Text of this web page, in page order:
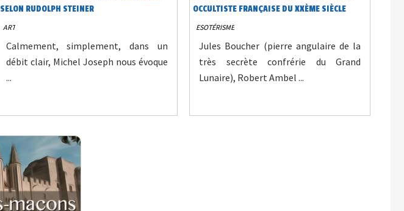
SELON RUDOLPH STEINER
ART
Calmement, simplement, dans un
débit clair, Michel Joseph nous évoque
...
OCCULTISTE FRANÇAISE DU XXÈME SIÈCLE
ESOTÉRISME
Jules Boucher (pierre angulaire de la
très secrète confrérie du Grand
Lunaire), Robert Ambel ...